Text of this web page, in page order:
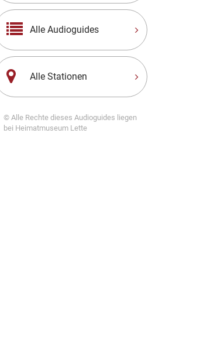
Alle Audioguides
Alle Stationen
© Alle Rechte dieses Audioguides liegen
bei Heimatmuseum Lette